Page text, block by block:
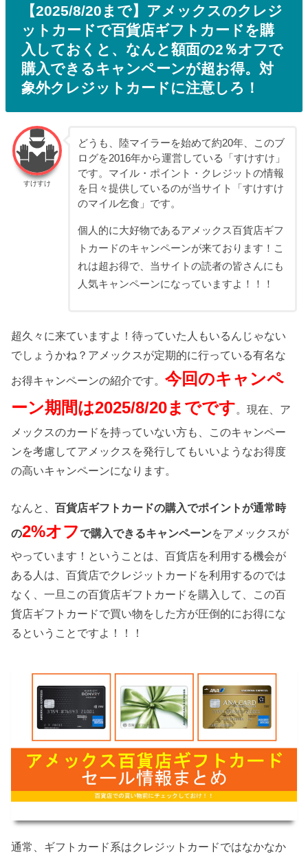
【2025/8/20まで】アメックスのクレジ
ットカードで百貨店ギフトカードを購
入しておくと、なんと額面の2％オフで
購入できるキャンペーンが超お得。対
象外クレジットカードに注意しろ！
すけすけ
どうも、陸マイラーを始めて約20年、このブ
ログを2016年から運営している「すけすけ」
です。マイル・ポイント・クレジットの情報
を日々提供しているのが当サイト「すけすけ
のマイル乞食」です。
個人的に大好物であるアメックス百貨店ギフ
トカードのキャンペーンが来ております！こ
れは超お得で、当サイトの読者の皆さんにも
人気キャンペーンになっていますよ！！！
超久々に来ていますよ！待っていた人もいるんじゃない
でしょうかね？アメックスが定期的に行っている有名な
お得キャンペーンの紹介です。今回のキャンペ
ーン期間は2025/8/20までです。現在、ア
メックスのカードを持っていない方も、このキャンペー
ンを考慮してアメックスを発行してもいいようなお得度
の高いキャンペーンになります。
なんと、百貨店ギフトカードの購入でポイントが通常時
の2%オフで購入できるキャンペーンをアメックスが
やっています！ということは、百貨店を利用する機会が
ある人は、百貨店でクレジットカードを利用するのでは
なく、一旦この百貨店ギフトカードを購入して、この百
貨店ギフトカードで買い物をした方が圧倒的にお得にな
るということですよ！！！
通常、ギフトカード系はクレジットカードではなかなか